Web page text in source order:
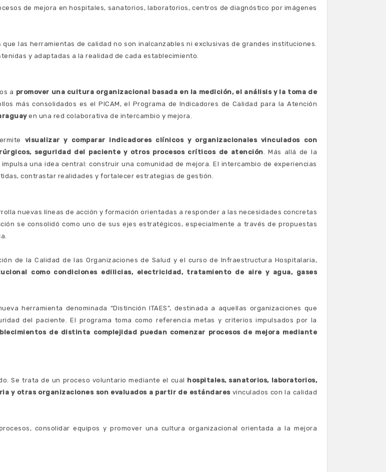
de mejora en hospitales, sanatorios, laboratorios, centros de diagnóstico por imágenes
las herramientas de calidad no son inalcanzables ni exclusivas de grandes instituciones.
y adaptadas a la realidad de cada establecimiento.
a promover una cultura organizacional basada en la medición, el análisis y la toma de
más consolidados es el PICAM, el Programa de Indicadores de Calidad para la Atención
en una red colaborativa de intercambio y mejora.
visualizar y comparar indicadores clínicos y organizacionales vinculados con
seguridad del paciente y otros procesos críticos de atención. Más allá de la
una idea central: construir una comunidad de mejora. El intercambio de experiencias
contrastar realidades y fortalecer estrategias de gestión.
nuevas líneas de acción y formación orientadas a responder a las necesidades concretas
se consolidó como uno de sus ejes estratégicos, especialmente a través de propuestas
de la Calidad de las Organizaciones de Salud y el curso de Infraestructura Hospitalaria,
como condiciones edilicias, electricidad, tratamiento de aire y agua, gases
herramienta denominada “Distinción ITAES”, destinada a aquellas organizaciones que
del paciente. El programa toma como referencia metas y criterios impulsados por la
de distinta complejidad puedan comenzar procesos de mejora mediante
Se trata de un proceso voluntario mediante el cual hospitales, sanatorios, laboratorios,
y otras organizaciones son evaluados a partir de estándaresvinculados con la calidad
consolidar equipos y promover una cultura organizacional orientada a la mejora